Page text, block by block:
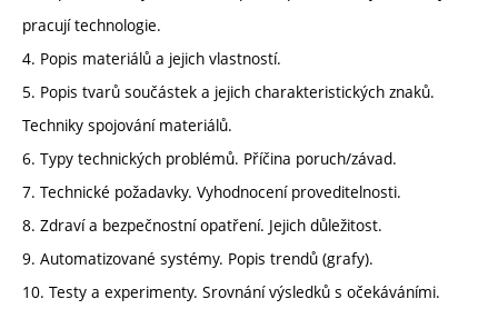
pracují technologie.
4. Popis materiálů a jejich vlastností.
5. Popis tvarů součástek a jejich charakteristických znaků.
Techniky spojování materiálů.
6. Typy technických problémů. Příčina poruch/závad.
7. Technické požadavky. Vyhodnocení proveditelnosti.
8. Zdraví a bezpečnostní opatření. Jejich důležitost.
9. Automatizované systémy. Popis trendů (grafy).
10. Testy a experimenty. Srovnání výsledků s očekáváními.